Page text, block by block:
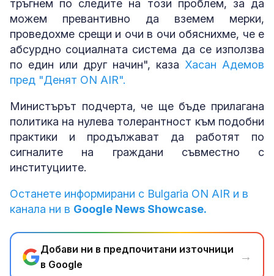
тръгнем по следите на този проблем, за да
можем превантивно да вземем мерки,
проведохме срещи и очи в очи обяснихме, че е
абсурдно социалната система да се използва
по един или друг начин", каза Хасан Адемов
пред "Денят ON AIR".
Министърът подчерта, че ще бъде прилагана
политика на нулева толерантност към подобни
практики и продължават да работят по
сигналите на граждани съвместно с
институциите.
Останете информирани с Bulgaria ON AIR и в
канала ни в Google News Showcase.
Добави ни в предпочитани източници
в Google
→